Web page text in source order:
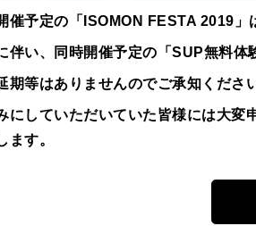
催予定の「ISOMON FESTA 2019」
伴い、同時開催予定の「SUP無料体
期等はありませんのでご承知ください
にしていただいていた皆様には大変
ます。